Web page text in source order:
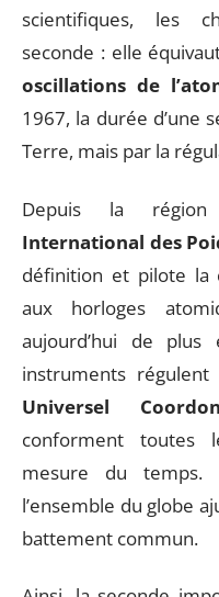
scientifiques, les
seconde : elle
oscillations de
1967, la durée d’une
Terre, mais par la
Depuis la
International des
définition et pilote la
aux horloges
aujourd’hui de
instruments régulent
Universel
conforment toutes
mesure du temps.
l’ensemble du globe
battement commun.